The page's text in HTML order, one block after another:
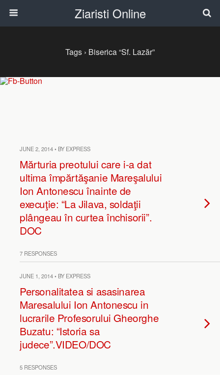
Ziaristi Online
Tags › Biserica “Sf. Lazăr”
JUNE 2, 2014 • BY EXPRESS
Mărturia preotului care i-a dat
ultima împărtăşanie Mareşalului
Ion Antonescu înainte de
execuţie: “La Jilava, soldaţii
plângeau în curtea închisorii”.
DOC
7 RESPONSES
JUNE 1, 2014 • BY EXPRESS
Personalitatea si asasinarea
Maresalului Ion Antonescu in
lucrarile Profesorului Gheorghe
Buzatu: “Istoria sa
judece”.VIDEO/DOC
5 RESPONSES